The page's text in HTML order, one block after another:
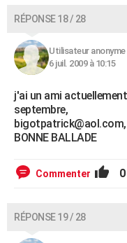
RÉPONSE 18 / 28
Utilisateur anonyme
6 juil. 2009 à 10:15
j'ai un ami
septembre,
BONNE BALLADE
Commenter 0
RÉPONSE 19 / 28